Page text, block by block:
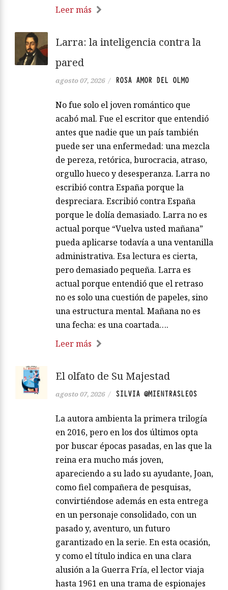
Leer más
Larra: la inteligencia contra la
pared
agosto 07, 2026 / ROSA AMOR DEL OLMO
No fue solo el joven romántico que
acabó mal. Fue el escritor que entendió
antes que nadie que un país también
puede ser una enfermedad: una mezcla
de pereza, retórica, burocracia, atraso,
orgullo hueco y desesperanza. Larra no
escribió contra España porque la
despreciara. Escribió contra España
porque le dolía demasiado. Larra no es
actual porque “Vuelva usted mañana”
pueda aplicarse todavía a una ventanilla
administrativa. Esa lectura es cierta,
pero demasiado pequeña. Larra es
actual porque entendió que el retraso
no es solo una cuestión de papeles, sino
una estructura mental. Mañana no es
una fecha: es una coartada….
Leer más
El olfato de Su Majestad
agosto 07, 2026 / SILVIA @MIENTRASLEOS
La autora ambienta la primera trilogía
en 2016, pero en los dos últimos opta
por buscar épocas pasadas, en las que la
reina era mucho más joven,
apareciendo a su lado su ayudante, Joan,
como fiel compañera de pesquisas,
convirtiéndose además en esta entrega
en un personaje consolidado, con un
pasado y, aventuro, un futuro
garantizado en la serie. En esta ocasión,
y como el título indica en una clara
alusión a la Guerra Fría, el lector viaja
hasta 1961 en una trama de espionajes